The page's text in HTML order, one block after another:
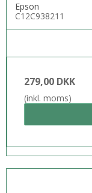
Epson
C12C938211
279,00 DKK
(inkl. moms)